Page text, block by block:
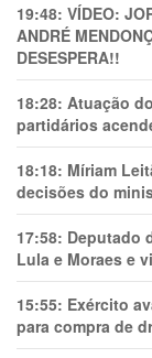
19:48: VÍDEO:
ANDRÉ
DESESPERA!!
18:28: Atuação
partidários
18:18: Míriam
decisões do
17:58: Deputado
Lula e Moraes e
15:55: Exército
para compra de